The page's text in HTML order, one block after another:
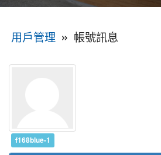
用戶管理 » 帳號訊息
f168blue-1